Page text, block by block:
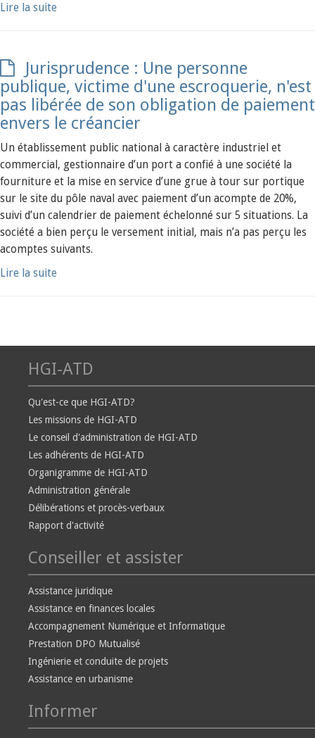
Lire la suite
Jurisprudence : Une personne
publique, victime d'une escroquerie, n'est
pas libérée de son obligation de paiement
envers le créancier
Un établissement public national à caractère industriel et
commercial, gestionnaire d’un port a confié à une société la
fourniture et la mise en service d’une grue à tour sur portique
sur le site du pôle naval avec paiement d’un acompte de 20%,
suivi d’un calendrier de paiement échelonné sur 5 situations. La
société a bien perçu le versement initial, mais n’a pas perçu les
acomptes suivants.
Lire la suite
HGI-ATD
Qu'est-ce que HGI-ATD?
Les missions de HGI-ATD
Le conseil d'administration de HGI-ATD
Les adhérents de HGI-ATD
Organigramme de HGI-ATD
Administration générale
Délibérations et procès-verbaux
Rapport d'activité
Conseiller et assister
Assistance juridique
Assistance en finances locales
Accompagnement Numérique et Informatique
Prestation DPO Mutualisé
Ingénierie et conduite de projets
Assistance en urbanisme
Informer